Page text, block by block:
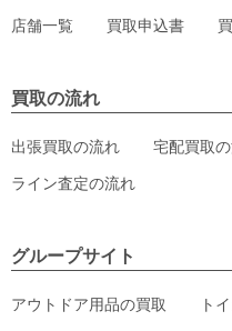
店舗一覧 買取申込書
買取の流れ
出張買取の流れ 宅配買取
ライン査定の流れ
グループサイト
アウトドア用品の買取 ト